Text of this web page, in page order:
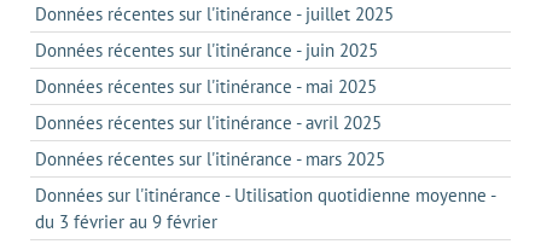
Données récentes sur l'itinérance - juillet 2025
Données récentes sur l'itinérance - juin 2025
Données récentes sur l'itinérance - mai 2025
Données récentes sur l'itinérance - avril 2025
Données récentes sur l'itinérance - mars 2025
Données sur l'itinérance - Utilisation quotidienne moyenne -
du 3 février au 9 février